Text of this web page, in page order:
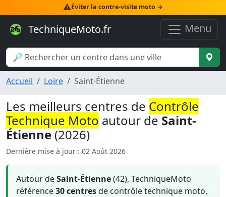
⚠️Éviter la contre-visite moto →
TechniqueMoto.fr Menu
Accueil Loire Saint-Étienne
Les meilleurs centres de Contrôle
Technique Moto autour deSaint-
Étienne(2026)
Dernière mise à jour : 02 Août 2026
Autour deSaint-Étienne(42), TechniqueMoto
référence30 centresde contrôle technique moto,